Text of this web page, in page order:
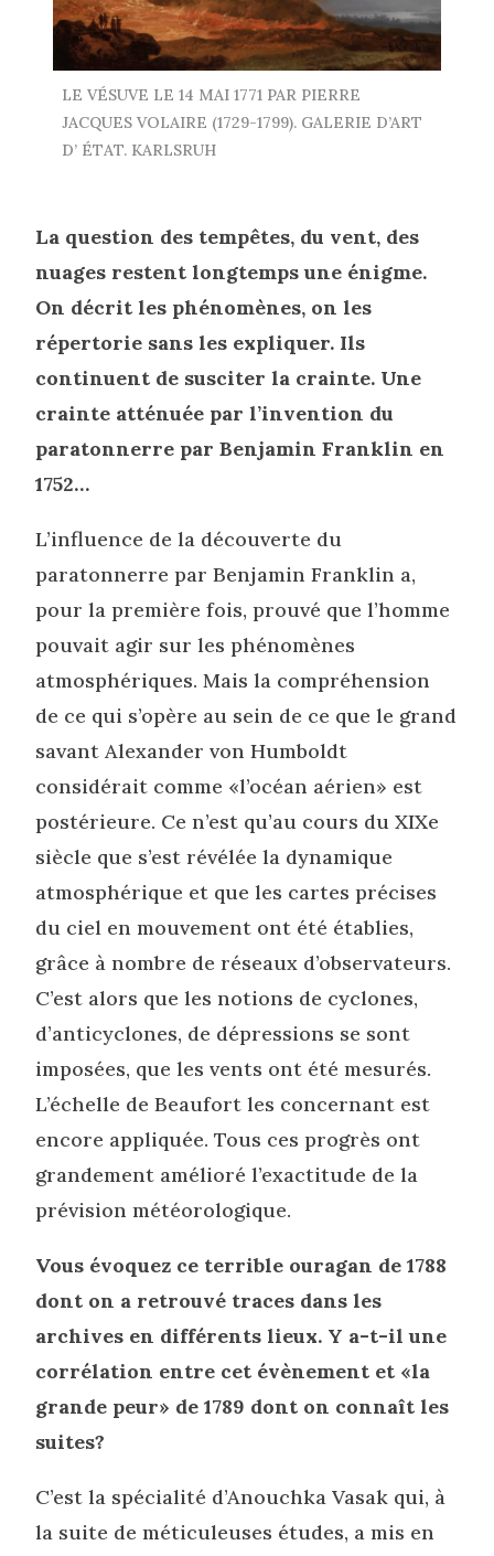
LE VÉSUVE LE 14 MAI 1771 PAR PIERRE
JACQUES VOLAIRE (1729-1799). GALERIE D’ART
D’ ÉTAT. KARLSRUH
La question des tempêtes, du vent, des
nuages restent longtemps une énigme.
On décrit les phénomènes, on les
répertorie sans les expliquer. Ils
continuent de susciter la crainte. Une
crainte atténuée par l’invention du
paratonnerre par Benjamin Franklin en
1752…
L’influence de la découverte du
paratonnerre par Benjamin Franklin a,
pour la première fois, prouvé que l’homme
pouvait agir sur les phénomènes
atmosphériques. Mais la compréhension
de ce qui s’opère au sein de ce que le grand
savant Alexander von Humboldt
considérait comme «l’océan aérien» est
postérieure. Ce n’est qu’au cours du XIXe
siècle que s’est révélée la dynamique
atmosphérique et que les cartes précises
du ciel en mouvement ont été établies,
grâce à nombre de réseaux d’observateurs.
C’est alors que les notions de cyclones,
d’anticyclones, de dépressions se sont
imposées, que les vents ont été mesurés.
L’échelle de Beaufort les concernant est
encore appliquée. Tous ces progrès ont
grandement amélioré l’exactitude de la
prévision météorologique.
Vous évoquez ce terrible ouragan de 1788
dont on a retrouvé traces dans les
archives en différents lieux. Y a-t-il une
corrélation entre cet évènement et «la
grande peur» de 1789 dont on connaît les
suites?
C’est la spécialité d’Anouchka Vasak qui, à
la suite de méticuleuses études, a mis en